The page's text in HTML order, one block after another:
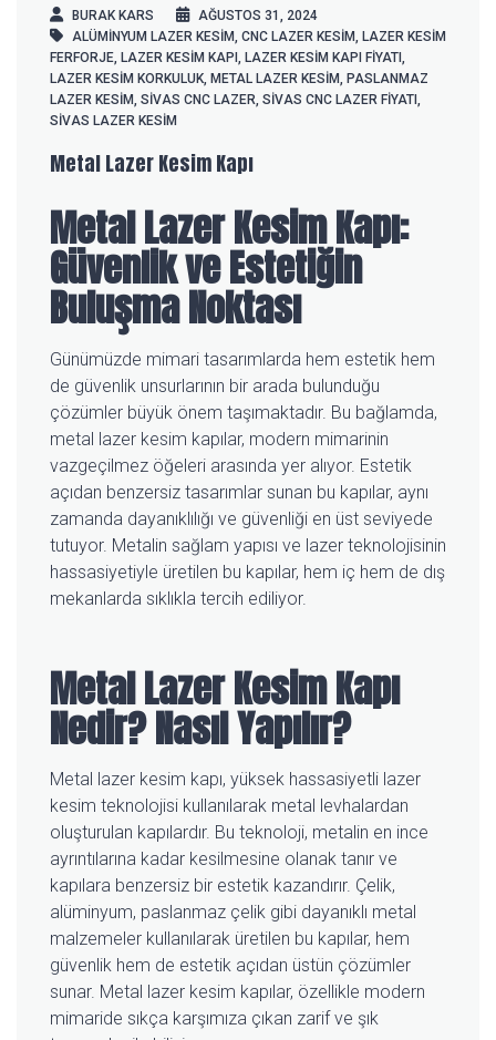
BURAK KARS
AĞUSTOS 31, 2024
ALÜMINYUM LAZER KESIM, CNC LAZER KESIM, LAZER KESIM
FERFORJE, LAZER KESIM KAPI , LAZER KESIM KAPI FIYATI ,
LAZER KESIM KORKULUK, METAL LAZER KESIM, PASLANMAZ
LAZER KESIM, SIVAS CNC LAZER, SIVAS CNC LAZER FIYATI ,
SIVAS LAZER KESIM
Metal Lazer Kesim Kapı
Metal Lazer Kesim Kapı:
Güvenlik ve Estetiğin
Buluşma Noktası
Günümüzde mimari tasarımlarda hem estetik hem
de güvenlik unsurlarının bir arada bulunduğu
çözümler büyük önem taşımaktadır. Bu bağlamda,
metal lazer kesim kapılar, modern mimarinin
vazgeçilmez öğeleri arasında yer alıyor. Estetik
açıdan benzersiz tasarımlar sunan bu kapılar, aynı
zamanda dayanıklılığı ve güvenliği en üst seviyede
tutuyor. Metalin sağlam yapısı ve lazer teknolojisinin
hassasiyetiyle üretilen bu kapılar, hem iç hem de dış
mekanlarda sıklıkla tercih ediliyor.
Metal Lazer Kesim Kapı
Nedir? Nasıl Yapılır?
Metal lazer kesim kapı, yüksek hassasiyetli lazer
kesim teknolojisi kullanılarak metal levhalardan
oluşturulan kapılardır. Bu teknoloji, metalin en ince
ayrıntılarına kadar kesilmesine olanak tanır ve
kapılara benzersiz bir estetik kazandırır. Çelik,
alüminyum, paslanmaz çelik gibi dayanıklı metal
malzemeler kullanılarak üretilen bu kapılar, hem
güvenlik hem de estetik açıdan üstün çözümler
sunar. Metal lazer kesim kapılar, özellikle modern
mimaride sıkça karşımıza çıkan zarif ve şık